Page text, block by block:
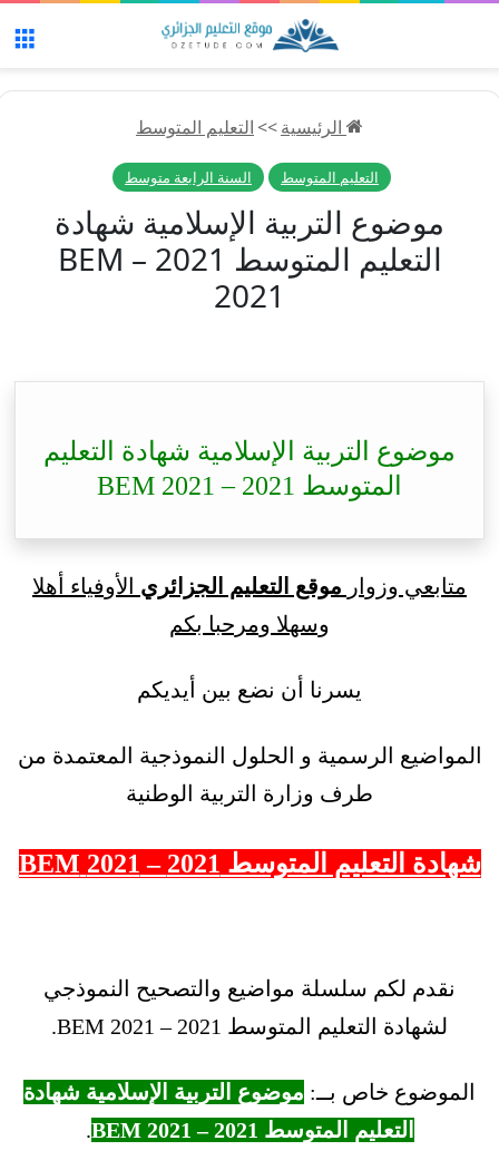
الرئيسية>>التعليم المتوسط
التعليم المتوسط السنة الرابعة متوسط
موضوع التربية الإسلامية شهادة
التعليم المتوسط 2021 – BEM
2021
موضوع التربية الإسلامية شهادة التعليم
المتوسط 2021 – BEM 2021
متابعي وزوار موقع التعليم الجزائري الأوفياء أهلا
وسهلا ومرحبا بكم
يسرنا أن نضع بين أيديكم
المواضيع الرسمية و الحلول النموذجية المعتمدة من
طرف وزارة التربية الوطنية
شهادة التعليم المتوسط 2021 – 2021 BEM
نقدم لكم سلسلة مواضيع والتصحيح النموذجي
لشهادة التعليم المتوسط 2021 – BEM 2021.
الموضوع خاص بــ: موضوع التربية الإسلامية شهادة
التعليم المتوسط 2021 – BEM 2021
.